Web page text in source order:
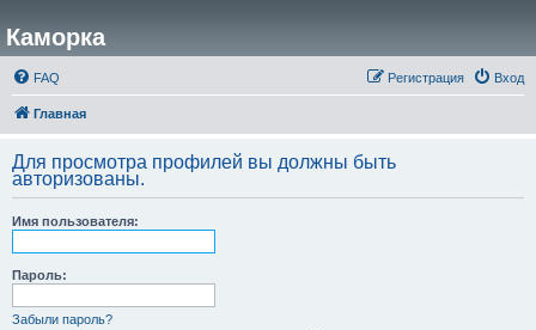
Каморка
FAQ Вход
Регистрация
Главная
Для просмотра профилей вы должны быть
авторизованы.
Имя пользователя:
Пароль:
Забыли пароль?